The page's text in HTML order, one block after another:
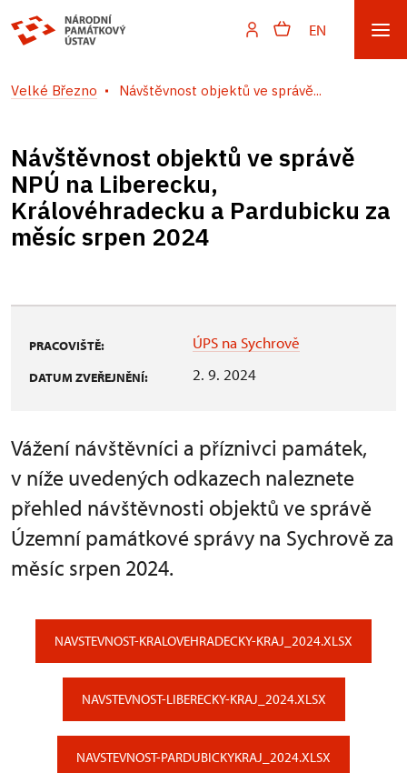
EN
Velké Březno Návštěvnost objektů ve správě...
Návštěvnost objektů ve správě
NPÚ na Liberecku,
Královéhradecku a Pardubicku za
měsíc srpen 2024
PRACOVIŠTĚ: ÚPS na Sychrově
DATUM ZVEŘEJNĚNÍ: 2. 9. 2024
Vážení návštěvníci a příznivci památek,
v níže uvedených odkazech naleznete
přehled návštěvnosti objektů ve správě
Územní památkové správy na Sychrově za
měsíc srpen 2024.
NAVSTEVNOST-KRALOVEHRADECKY-KRAJ_2024.XLSX
NAVSTEVNOST-LIBERECKY-KRAJ_2024.XLSX
NAVSTEVNOST-PARDUBICKYKRAJ_2024.XLSX